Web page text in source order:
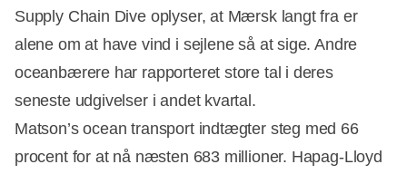
Supply Chain Dive oplyser, at Mærsk langt fra er
alene om at have vind i sejlene så at sige. Andre
oceanbærere har rapporteret store tal i deres
seneste udgivelser i andet kvartal.
Matson’s ocean transport indtægter steg med 66
procent for at nå næsten 683 millioner. Hapag-Lloyd